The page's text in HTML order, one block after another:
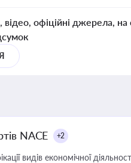
офіційні джерела, на
NACE +2
видів економічної